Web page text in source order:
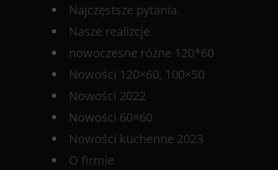
Najczęstsze pytania.
Nasze realizcje
nowoczesne różne 120*60
Nowości 120×60, 100×50
Nowości 2022
Nowości 60×60
Nowości kuchenne 2023
O firmie